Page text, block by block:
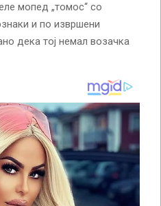
мопед „томос“ со
и по извршени
дека тој немал возачка